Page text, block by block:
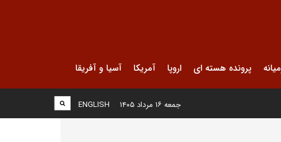
پرونده هسته ای اروپا آمریکا آسیا و آفریقا
ENGLISH جمعه ۱۶ مرداد ۱۴۰۵